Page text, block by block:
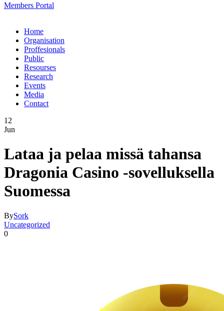
Members Portal
Home
Organisation
Proffesionals
Public
Resourses
Research
Events
Media
Contact
12
Jun
Lataa ja pelaa missä tahansa
Dragonia Casino -sovelluksella
Suomessa
BySork
Uncategorized
0